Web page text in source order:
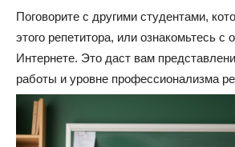
Поговорите с другими студентами,
этого репетитора, или ознакомьтесь с
Интернете. Это даст вам
работы и уровне профессионализма